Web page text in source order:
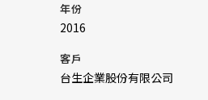
年份
2016
客戶
台生企業股份有限公司